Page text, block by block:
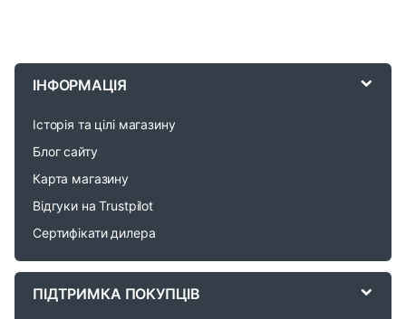
C
ІНФОРМАЦІЯ
Історія та цілі магазину
Блог сайту
Карта магазину
Відгуки на Trustpilot
Сертифікати дилера
ПІДТРИМКА ПОКУПЦІВ